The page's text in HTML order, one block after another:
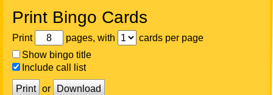
Print Bingo Cards
Print pages, with
cards per page
Show bingo title
Include call list
Print or Download